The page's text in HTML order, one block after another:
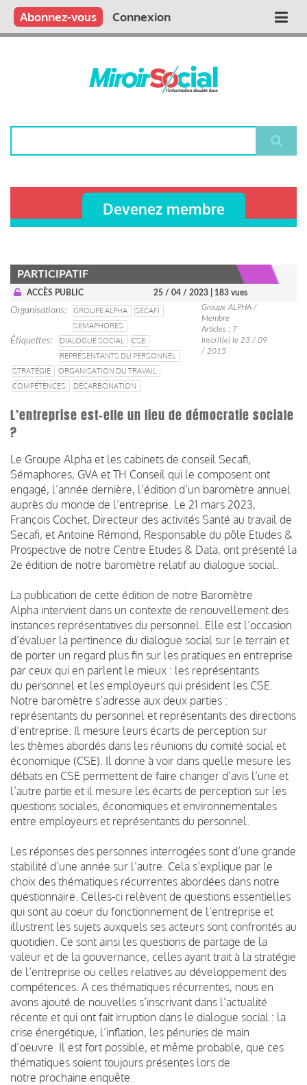
Aller
contenu
Main
Qui sommes nous ?
Vous publiez
Nous publions
Contactez-nous
Abonnez-vous Connexion
Devenez membre
PARTICIPATIF
ACCÈS PUBLIC 25 / 04 / 2023 | 183 vues
Organisations GROUPE ALPHA
SECAFI
SEMAPHORES
Étiquettes
DIALOGUE SOCIAL
CSE
REPRÉSENTANTS DU PERSONNEL
STRATÉGIE
ORGANISATION DU TRAVAIL
COMPÉTENCES
DÉCARBONATION
Groupe ALPHA /
Membre
Articles : 7
Inscrit(e) le 23 / 09
/ 2015
L’entreprise est-elle un lieu de démocratie sociale
?
Le Groupe Alpha et les cabinets de conseil Secafi,
Sémaphores, GVA et TH Conseil qui le composent ont
engagé, l’année dernière, l’édition d’un baromètre annuel
auprès du monde de l’entreprise. Le 21 mars 2023,
François Cochet, Directeur des activités Santé au travail de
Secafi, et Antoine Rémond, Responsable du pôle Etudes &
Prospective de notre Centre Etudes & Data, ont présenté la
2e édition de notre baromètre relatif au dialogue social.
La publication de cette édition de notre Baromètre
Alpha intervient dans un contexte de renouvellement des
instances représentatives du personnel. Elle est l’occasion
d’évaluer la pertinence du dialogue social sur le terrain et
de porter un regard plus fin sur les pratiques en entreprise
par ceux qui en parlent le mieux : les représentants
du personnel et les employeurs qui président les CSE.
Notre baromètre s’adresse aux deux parties :
représentants du personnel et représentants des directions
d’entreprise. Il mesure leurs écarts de perception sur
les thèmes abordés dans les réunions du comité social et
économique (CSE). Il donne à voir dans quelle mesure les
débats en CSE permettent de faire changer d’avis l’une et
l’autre partie et il mesure les écarts de perception sur les
questions sociales, économiques et environnementales
entre employeurs et représentants du personnel.
Les réponses des personnes interrogées sont d’une grande
stabilité d’une année sur l’autre. Cela s’explique par le
choix des thématiques récurrentes abordées dans notre
questionnaire. Celles-ci relèvent de questions essentielles
qui sont au coeur du fonctionnement de l’entreprise et
illustrent les sujets auxquels ses acteurs sont confrontés au
quotidien. Ce sont ainsi les questions de partage de la
valeur et de la gouvernance, celles ayant trait à la stratégie
de l’entreprise ou celles relatives au développement des
compétences. A ces thématiques récurrentes, nous en
avons ajouté de nouvelles s’inscrivant dans l’actualité
récente et qui ont fait irruption dans le dialogue social : la
crise énergétique, l’inflation, les pénuries de main
d’oeuvre. Il est fort possible, et même probable, que ces
thématiques soient toujours présentes lors de
notre prochaine enquête.